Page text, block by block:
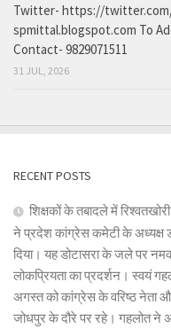
Twitter- https://
spmittal.blogspot.com To
Contact- 9829071511
31 JUL, 2026
RECENT POSTS
शिक्षकों के तबादले में
ने प्रदेश कांग्रेस कमेटी के अध्यक्ष
दिया। यह डोटासरा के जले पर
लोकप्रियता का प्रदर्शन। स्वयं
अगस्त को कांग्रेस के वरिष्ठ नेता
जोधपुर के दौरे पर रहे। गहलोत ने